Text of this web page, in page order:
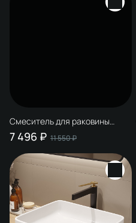
Смеситель для раковины
STWORKI Аулум S06010BG
матовый черный, матовое
золото + донный клапан SD-
001GM матовое золото
7 496 ₽ 11 550 ₽